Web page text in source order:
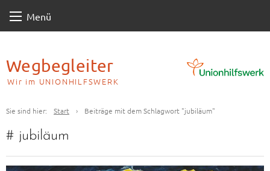
Menü
Wegbegleiter
Wir im UNIONHILFSWERK
Sie sind hier: Start › Beiträge mit dem Schlagwort "jubiläum"
# jubiläum